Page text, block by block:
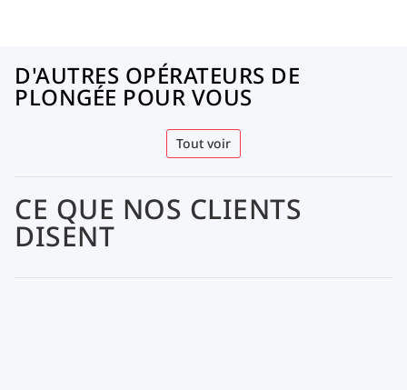
D'AUTRES OPÉRATEURS DE
PLONGÉE POUR VOUS
Tout voir
CE QUE NOS CLIENTS
DISENT